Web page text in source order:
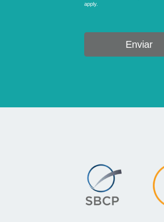
apply.
Enviar